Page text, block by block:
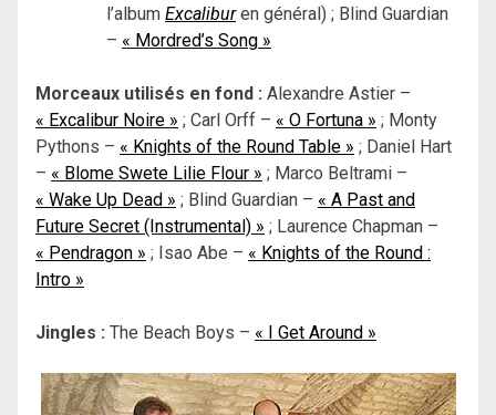
l’album Excaliburen général) ; Blind Guardian
– « Mordred’s Song »
Morceaux utilisés en fond : Alexandre Astier –
« Excalibur Noire » ; Carl Orff – « O Fortuna » ; Monty
Pythons – « Knights of the Round Table » ; Daniel Hart
– « Blome Swete Lilie Flour » ; Marco Beltrami –
« Wake Up Dead » ; Blind Guardian – « A Past and
Future Secret (Instrumental) » ; Laurence Chapman –
« Pendragon » ; Isao Abe – « Knights of the Round :
Intro »
Jingles : The Beach Boys – « I Get Around »